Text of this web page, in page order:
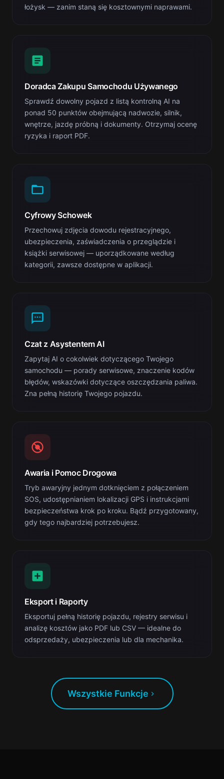
łożysk — zanim staną się kosztownymi naprawami.
Doradca Zakupu Samochodu Używanego
Sprawdź dowolny pojazd z listą kontrolną AI na
ponad 50 punktów obejmującą nadwozie, silnik,
wnętrze, jazdę próbną i dokumenty. Otrzymaj ocenę
ryzyka i raport PDF.
Cyfrowy Schowek
Przechowuj zdjęcia dowodu rejestracyjnego,
ubezpieczenia, zaświadczenia o przeglądzie i
książki serwisowej — uporządkowane według
kategorii, zawsze dostępne w aplikacji.
Czat z Asystentem AI
Zapytaj AI o cokolwiek dotyczącego Twojego
samochodu — porady serwisowe, znaczenie kodów
błędów, wskazówki dotyczące oszczędzania paliwa.
Zna pełną historię Twojego pojazdu.
Awaria i Pomoc Drogowa
Tryb awaryjny jednym dotknięciem z połączeniem
SOS, udostępnianiem lokalizacji GPS i instrukcjami
bezpieczeństwa krok po kroku. Bądź przygotowany,
gdy tego najbardziej potrzebujesz.
Eksport i Raporty
Eksportuj pełną historię pojazdu, rejestry serwisu i
analizę kosztów jako PDF lub CSV — idealne do
odsprzedaży, ubezpieczenia lub dla mechanika.
Wszystkie Funkcje